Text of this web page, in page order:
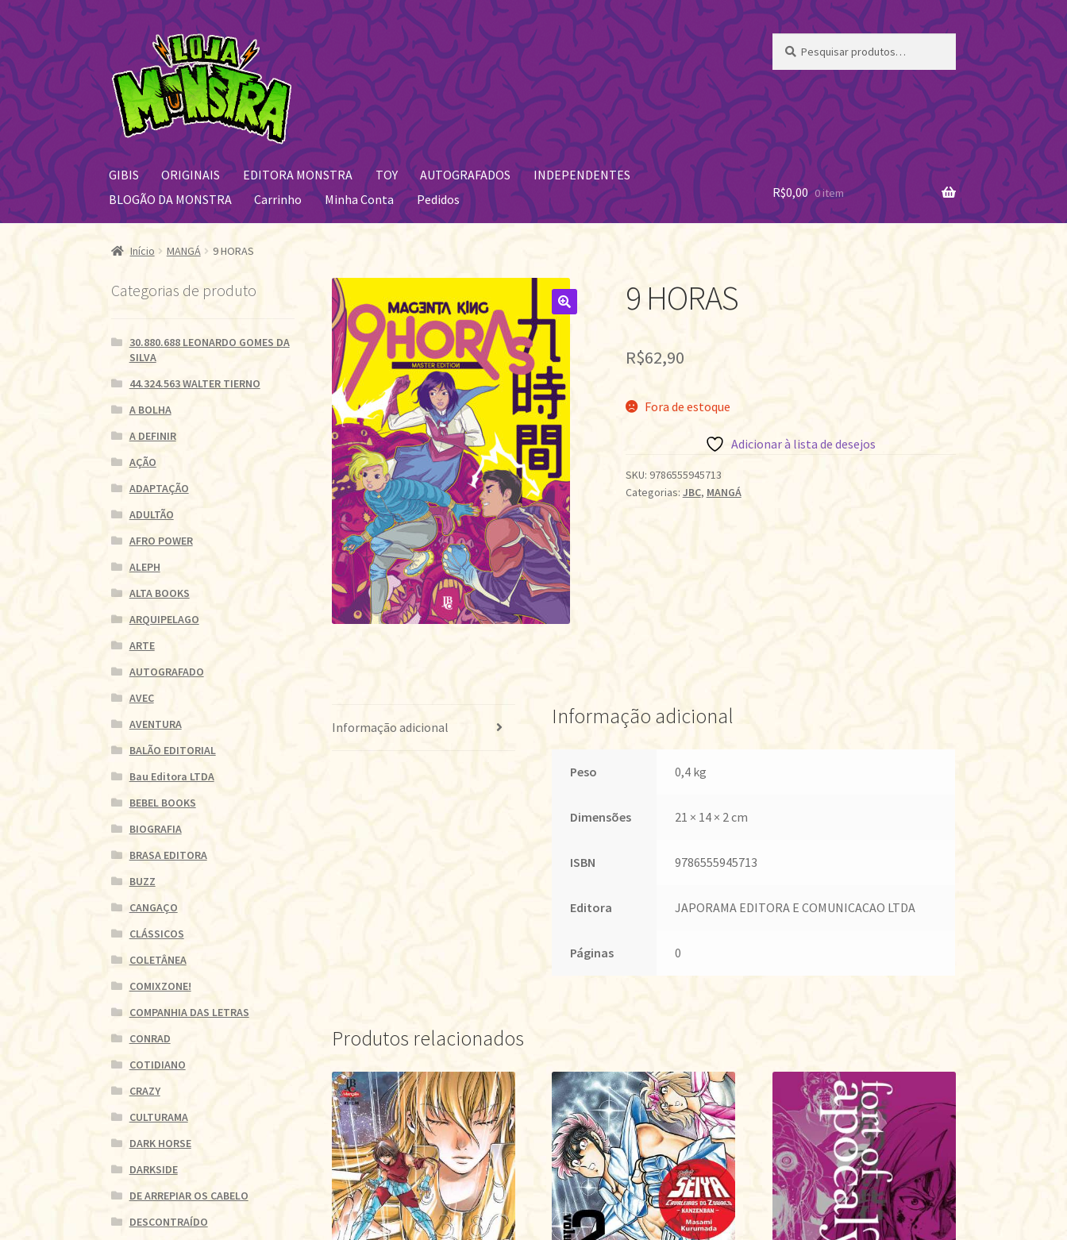
Pular
para
navegação
Pular
para
o
conteúdo
por:
GIBIS ORIGINAIS EDITORA MONSTRA TOY AUTOGRAFADOS
INDEPENDENTES
BLOGÃO DA MONSTRA
Carrinho Minha Conta Pedidos R$0,00 0 item
Início MANGÁ 9 HORAS
🔍
9 HORAS
R$62,90
Fora de estoque
Adicionar à lista de desejos
SKU: 9786555945713
Categorias: JBC, MANGÁ
Informação adicional Informação adicional
Peso 0,4 kg
Dimensões 21 × 14 × 2 cm
ISBN 9786555945713
Editora JAPORAMA EDITORA E COMUNICACAO LTDA
Páginas 0
Produtos relacionados
Categorias de produto
30.880.688 LEONARDO GOMES DA
SILVA
44.324.563 WALTER TIERNO
A BOLHA
A DEFINIR
AÇÃO
ADAPTAÇÃO
ADULTÃO
AFRO POWER
ALEPH
ALTA BOOKS
ARQUIPELAGO
ARTE
AUTOGRAFADO
AVEC
AVENTURA
BALÃO EDITORIAL
Bau Editora LTDA
BEBEL BOOKS
BIOGRAFIA
BRASA EDITORA
BUZZ
CANGAÇO
CLÁSSICOS
COLETÂNEA
COMIXZONE!
COMPANHIA DAS LETRAS
CONRAD
COTIDIANO
CRAZY
CULTURAMA
DARK HORSE
DARKSIDE
DE ARREPIAR OS CABELO
DESCONTRAÍDO